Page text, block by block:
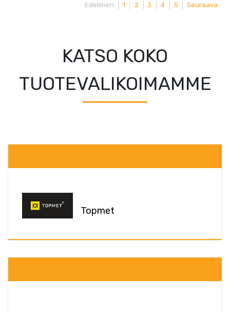
Edellinen 1 2 3 4 5 Seuraava
KATSO KOKO
TUOTEVALIKOIMAMME
Topmet